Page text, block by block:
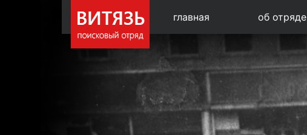
главная об отряде